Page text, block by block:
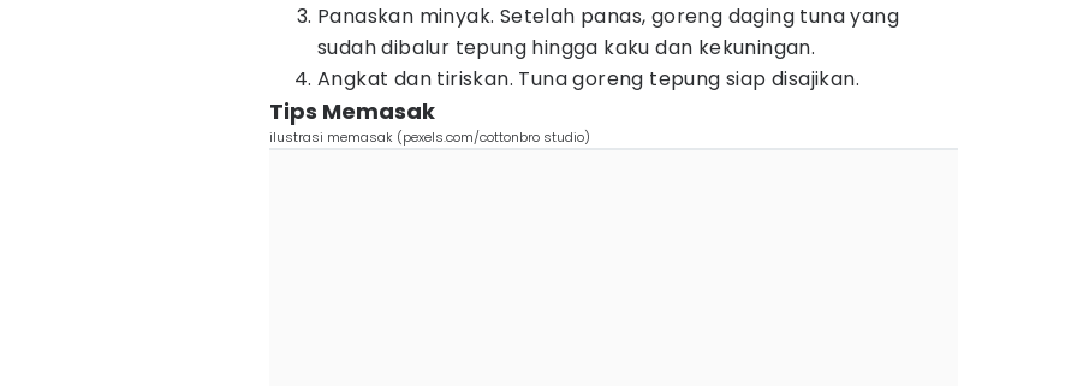
Panaskan minyak. Setelah panas, goreng daging tuna yang
sudah dibalur tepung hingga kaku dan kekuningan.
Angkat dan tiriskan. Tuna goreng tepung siap disajikan.
Tips Memasak
ilustrasi memasak (pexels.com/cottonbro studio)